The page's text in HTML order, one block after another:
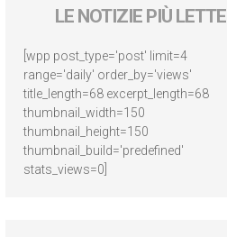
LE NOTIZIE PIÙ LETTE
[wpp post_type='post' limit=4
range='daily' order_by='views'
title_length=68 excerpt_length=68
thumbnail_width=150
thumbnail_height=150
thumbnail_build='predefined'
stats_views=0]